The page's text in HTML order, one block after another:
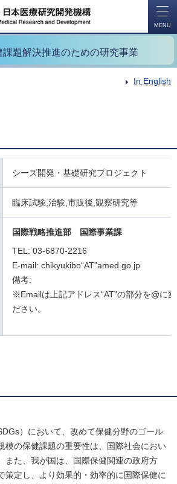
MENU
題解決推進のための研究事業
In English
シーズ開発・基礎研究プロジェクト
臨床試験,治験,市販後,観察研究等
国際戦略推進部 国際事業課
TEL: 03-6870-2216
E-mail: chikyukibo“AT”amed.go.jp
備考:
※Emailは上記アドレス“AT”の部分を@に
ださい。
）において、改めて保健分野のゴール
模の保健課題の重要性は、国際社会におい
また、我が国は、国際保健関連の政府方
策定し、より効果的・効率的に国際保健に